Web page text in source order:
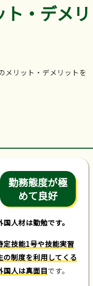
・デメリ
メリット・デメリットを
勤務態度が極
めて良好
国人材は勤勉です。
定技能1号や技能実習
の制度を利用してくる
国人は真面目です。